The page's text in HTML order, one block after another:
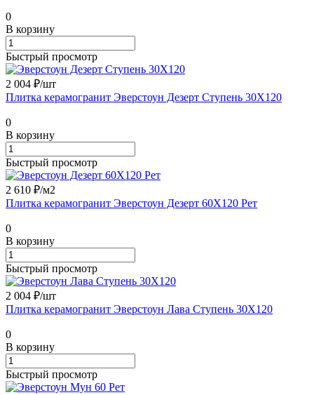
0
В корзину
Быстрый просмотр
2 004 ₽/шт
Плитка керамогранит Эверстоун Дезерт Ступень 30X120
0
В корзину
Быстрый просмотр
2 610 ₽/м2
Плитка керамогранит Эверстоун Дезерт 60X120 Рет
0
В корзину
Быстрый просмотр
2 004 ₽/шт
Плитка керамогранит Эверстоун Лава Ступень 30X120
0
В корзину
Быстрый просмотр